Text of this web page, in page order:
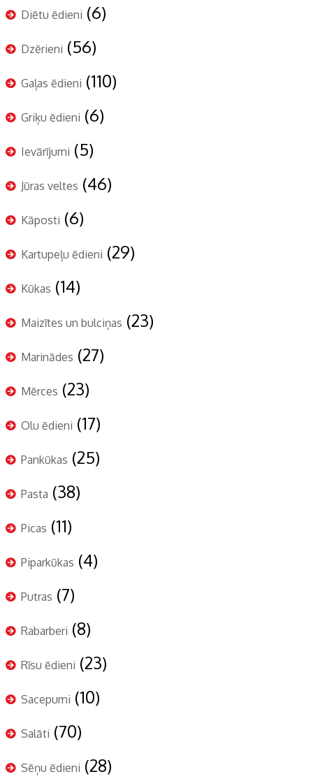
Diētu ēdieni (6)
Dzērieni (56)
Gaļas ēdieni (110)
Griķu ēdieni (6)
Ievārījumi (5)
Jūras veltes (46)
Kāposti (6)
Kartupeļu ēdieni (29)
Kūkas (14)
Maizītes un bulciņas (23)
Marinādes (27)
Mērces (23)
Olu ēdieni (17)
Pankūkas (25)
Pasta (38)
Picas (11)
Piparkūkas (4)
Putras (7)
Rabarberi (8)
Rīsu ēdieni (23)
Sacepumi (10)
Salāti (70)
Sēņu ēdieni (28)